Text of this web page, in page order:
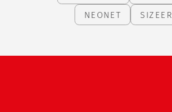
NEONET
SIZEER